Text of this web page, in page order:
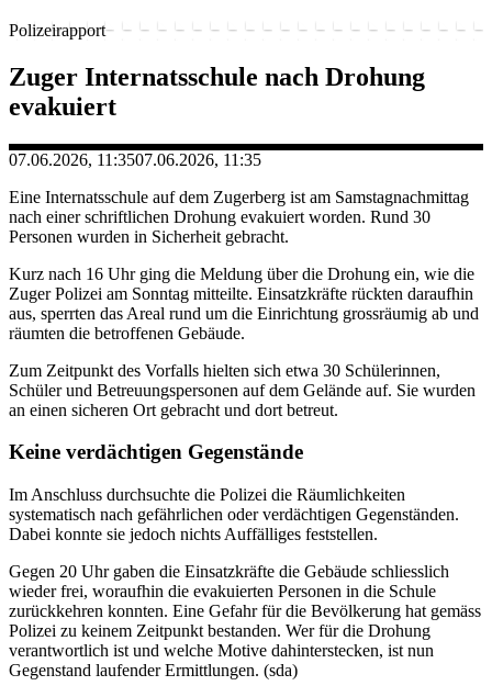
Polizeirapport
Zuger Internatsschule nach Drohung
evakuiert
07.06.2026, 11:3507.06.2026, 11:35
Eine Internatsschule auf dem Zugerberg ist am Samstagnachmittag
nach einer schriftlichen Drohung evakuiert worden. Rund 30
Personen wurden in Sicherheit gebracht.
Kurz nach 16 Uhr ging die Meldung über die Drohung ein, wie die
Zuger Polizei am Sonntag mitteilte. Einsatzkräfte rückten daraufhin
aus, sperrten das Areal rund um die Einrichtung grossräumig ab und
räumten die betroffenen Gebäude.
Zum Zeitpunkt des Vorfalls hielten sich etwa 30 Schülerinnen,
Schüler und Betreuungspersonen auf dem Gelände auf. Sie wurden
an einen sicheren Ort gebracht und dort betreut.
Keine verdächtigen Gegenstände
Im Anschluss durchsuchte die Polizei die Räumlichkeiten
systematisch nach gefährlichen oder verdächtigen Gegenständen.
Dabei konnte sie jedoch nichts Auffälliges feststellen.
Gegen 20 Uhr gaben die Einsatzkräfte die Gebäude schliesslich
wieder frei, woraufhin die evakuierten Personen in die Schule
zurückkehren konnten. Eine Gefahr für die Bevölkerung hat gemäss
Polizei zu keinem Zeitpunkt bestanden. Wer für die Drohung
verantwortlich ist und welche Motive dahinterstecken, ist nun
Gegenstand laufender Ermittlungen. (sda)